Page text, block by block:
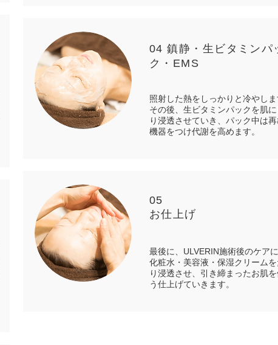
04 鎮静・生ビタミンパ
ク・EMS
照射した熱をしっかりと冷やしま
その後、生ビタミンパックを肌に
り浸透させていき、パック中は
機器をつけ代謝を高めます。
05
お仕上げ
最後に、ULVERIN施術後のケア
化粧水・美容液・保湿クリーム
り浸透させ、引き締まったお肌を
う仕上げていきます。